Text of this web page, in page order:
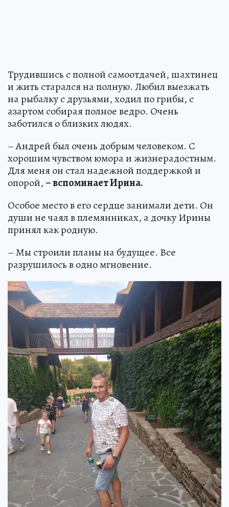
Трудившись с полной самоотдачей, шахтинец
и жить старался на полную. Любил выезжать
на рыбалку с друзьями, ходил по грибы, с
азартом собирая полное ведро. Очень
заботился о близких людях.
– Андрей был очень добрым человеком. С
хорошим чувством юмора и жизнерадостным.
Для меня он стал надежной поддержкой и
опорой,– вспоминает Ирина.
Особое место в его сердце занимали дети. Он
души не чаял в племянниках, а дочку Ирины
принял как родную.
– Мы строили планы на будущее. Все
разрушилось в одно мгновение.